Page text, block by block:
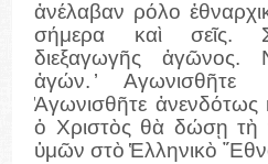
ἀνέλαβαν ρόλο
σήμερα καὶ σεῖς.
διεξαγωγῆς
ἀγών.
̓Αγωνισθῆτε ἀνενδότως
ὁ Χριστὸς θὰ δώσῃ τὴ
ὑμῶν στὸ ̔Ελληνικὸ